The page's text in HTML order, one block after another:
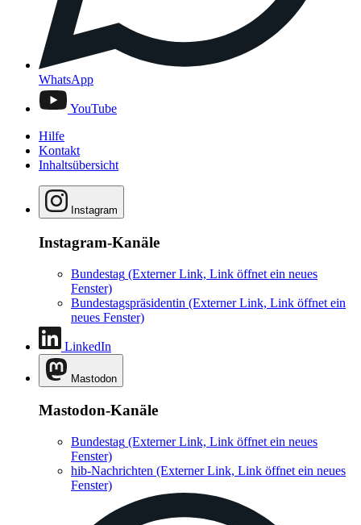
WhatsApp
YouTube
Hilfe
Kontakt
Inhaltsübersicht
Instagram
Instagram-Kanäle
Bundestag (Externer Link, Link öffnet ein neues
Fenster)
Bundestagspräsidentin (Externer Link, Link öffnet ein
neues Fenster)
LinkedIn
Mastodon
Mastodon-Kanäle
Bundestag (Externer Link, Link öffnet ein neues
Fenster)
hib-Nachrichten (Externer Link, Link öffnet ein neues
Fenster)